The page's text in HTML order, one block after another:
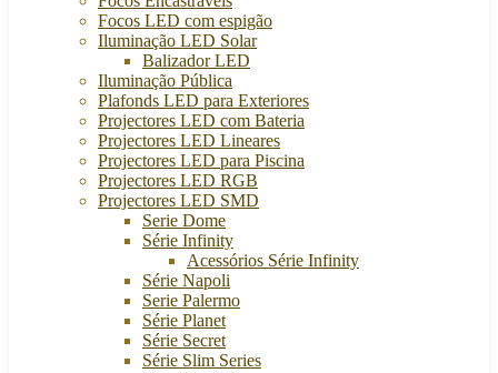
Focos LED com espigão
Iluminação LED Solar
Balizador LED
Iluminação Pública
Plafonds LED para Exteriores
Projectores LED com Bateria
Projectores LED Lineares
Projectores LED para Piscina
Projectores LED RGB
Projectores LED SMD
Serie Dome
Série Infinity
Acessórios Série Infinity
Série Napoli
Serie Palermo
Série Planet
Série Secret
Série Slim Series